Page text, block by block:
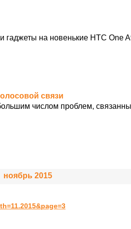
гаджеты на новенькие HTC One
связи
числом проблем,
ноябрь 2015